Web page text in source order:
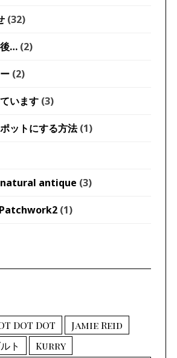
(32)
…(2)
(2)
います(3)
ットにする方法(1)
antique (3)
(1)
DOT DOT
Jamie Reid
ト
Kurry